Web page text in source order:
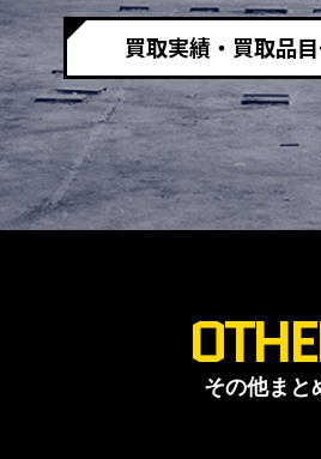
買取実績・買取品
その他まと